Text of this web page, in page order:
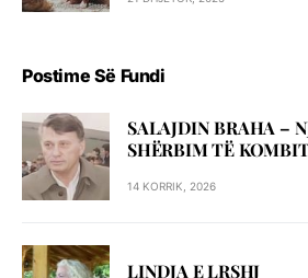
Postime Së Fundi
SALAJDIN BRAHA –
SHЁRBIM TЁ
14 KORRIK, 2026
LINDJA E LRSHJ